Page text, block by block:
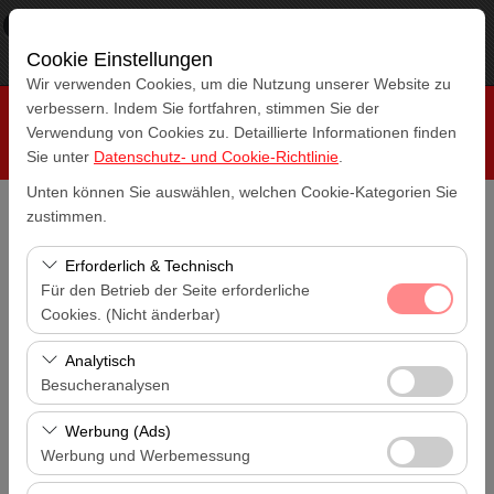
×
Frei - In Google Play
Cookie Einstellungen
Wir verwenden Cookies, um die Nutzung unserer Website zu
verbessern. Indem Sie fortfahren, stimmen Sie der
Verwendung von Cookies zu. Detaillierte Informationen finden
Sie unter Datenschutz- und Cookie-Richtlinie
Unten können Sie auswählen, welchen Cookie-Kategorien Sie
zustimmen.
Erforderlich & Technisch
Für den Betrieb der Seite erforderliche
Cookies. (Nicht änderbar)
Diese Cookies sind für das ordnungsgemäße
Funktionieren der Website, die Sicherheit, die
Sitzungsverwaltung und grundlegende Funktionen
erforderlich. Sie können nicht deaktiviert werden.
Analytisch
Besucheranalysen
Diese Cookies ermöglichen es uns, zu analysieren, wie
unsere Website genutzt wird (Besucherzahl,
meistbesuchte Seiten, Nutzerverhalten). Diese Daten
Werbung (Ads)
Werbung und Werbemessung
Antalya Flughafen (AYT)
Eine andere Rückgabestation auswählen
Antalya Flughafen (AYT)
Rückgabedatum & Zeit